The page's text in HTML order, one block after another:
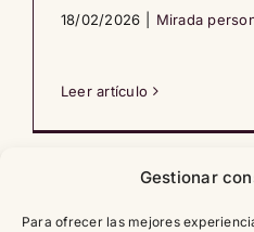
Gestionar
Para ofrecer las mejores
18/02/2026 Mirada
Leer artículo